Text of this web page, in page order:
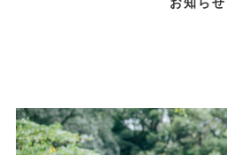
お知らせ